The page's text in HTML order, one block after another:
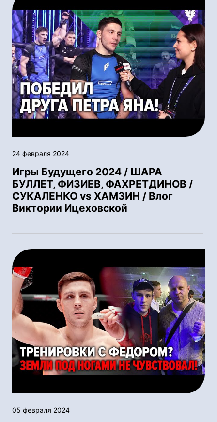
24 февраля 2024
Игры Будущего 2024 / ШАРА
БУЛЛЕТ, ФИЗИЕВ, ФАХРЕТДИНОВ /
СУКАЛЕНКО vs ХАМЗИН / Влог
Виктории Ицеховской
05 февраля 2024